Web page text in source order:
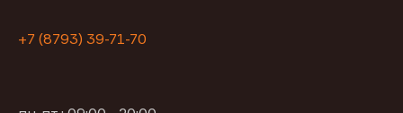
+7 (8793) 39-71-70